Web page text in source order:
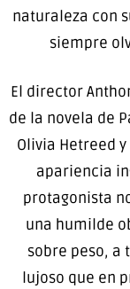
naturaleza con
siempre
El director
de la novela de
Olivia Hetreed
apariencia
protagonista
una humilde
sobre peso, a
lujoso que en